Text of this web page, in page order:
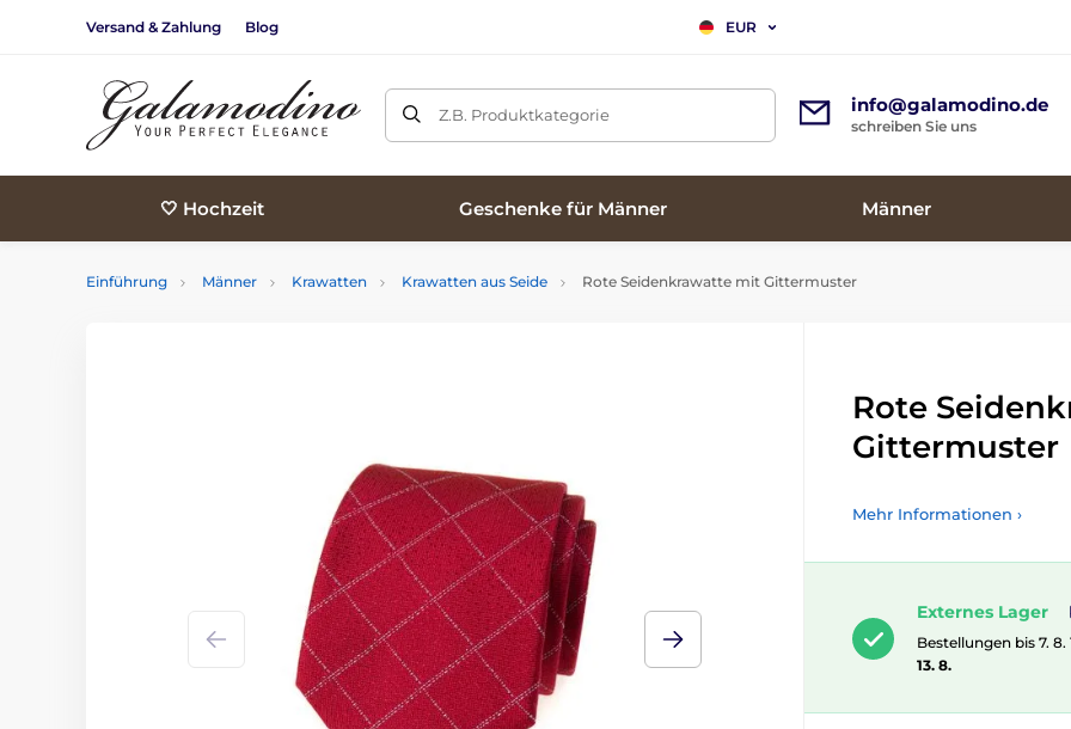
Versand & Zahlung Blog EUR
Z.B. Produktkategorie info@galamodino.de
schreiben Sie uns
🤍 Hochzeit Geschenke für Männer Männer
Einführung Männer Krawatten Krawatten aus Seide Rote Seidenkrawatte mit Gittermuster
Rote
Gittermuster
Mehr Informationen ›
Externes Lager
Bestellungen bis 7.
13. 8.